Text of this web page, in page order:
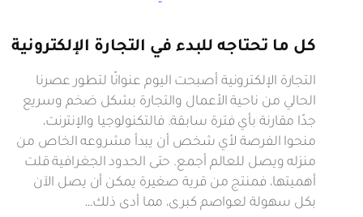
كل ما تحتاجه للبدء في التجارة الإلكترونية
التجارة الإلكترونية أصبحت اليوم عنوانًا لتطور عصرنا
الحالي من ناحية الأعمال والتجارة بشكل ضخم وسريع
جدًا مقارنة بأي فترة سابقة. فالتكنولوجيا والإنترنت،
منحوا الفرصة لأي شخص أن يبدأ مشروعه الخاص من
منزله ويصل للعالم أجمع. حتى الحدود الجغرافية قلت
أهميتها، فمنتج من قرية صغيرة يمكن أن يصل الآن
بكل سهولة لعواصم كبرى، مما أدى ذلك…